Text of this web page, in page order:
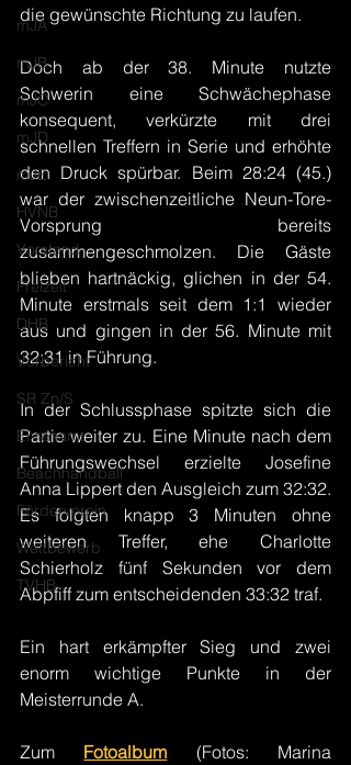
mJA
mJB
mJC
mJD
mJE
HVNB
Vorstand
Freizeit
DHB
Vorbericht
SR Zn/S
Ehrenamt
Beachhandball
Förderverein
Wettbewerb
TVHB
die gewünschte Richtung zu laufen.
Doch ab der 38. Minute nutzte
Schwerin eine Schwächephase
konsequent, verkürzte mit drei
schnellen Treffern in Serie und erhöhte
den Druck spürbar. Beim 28:24 (45.)
war der zwischenzeitliche Neun-Tore-
Vorsprung bereits
zusammengeschmolzen. Die Gäste
blieben hartnäckig, glichen in der 54.
Minute erstmals seit dem 1:1 wieder
aus und gingen in der 56. Minute mit
32:31 in Führung.
In der Schlussphase spitzte sich die
Partie weiter zu. Eine Minute nach dem
Führungswechsel erzielte Josefine
Anna Lippert den Ausgleich zum 32:32.
Es folgten knapp 3 Minuten ohne
weiteren Treffer, ehe Charlotte
Schierholz fünf Sekunden vor dem
Abpfiff zum entscheidenden 33:32 traf.
Ein hart erkämpfter Sieg und zwei
enorm wichtige Punkte in der
Meisterrunde A.
Zum Fotoalbum (Fotos: Marina